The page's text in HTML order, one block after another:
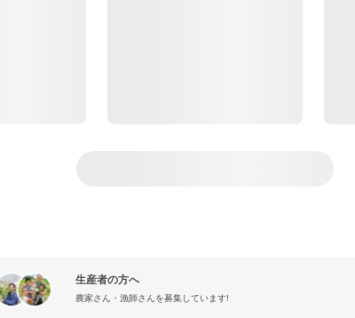
生産者の方へ
農家さん・漁師さんを募集しています!